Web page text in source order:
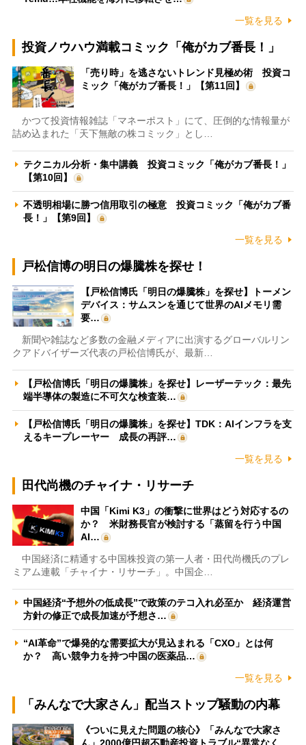
一覧を見る
投資ノウハウ満載コミック「俺がカブ番長！」
「売り時」を逃さないトレンド見極め術 投資コ
ミック「俺がカブ番長！」【第11回】
かつて投資情報雑誌「マネーポスト」にて、圧倒的な情報量が
詰め込まれた「天下無敵の株コミック」とし…
テクニカル分析・集中講義 投資コミック「俺がカブ番長！」
【第10回】
不透明相場に勝つ信用取引の極意 投資コミック「俺がカブ番
長！」【第9回】
一覧を見る
戸松信博の明日の爆騰株を探せ！
【戸松信博氏「明日の爆騰株」を探せ】トーメン
デバイス：サムスンを通じて世界のAIメモリ需
要…
新聞や雑誌など多数の金融メディアに出演するグローバルリン
クアドバイザーズ代表の戸松信博氏が、最新…
【戸松信博氏「明日の爆騰株」を探せ】レーザーテック：最先
端半導体の製造に不可欠な検査装…
【戸松信博氏「明日の爆騰株」を探せ】TDK：AIインフラを支
えるキープレーヤー 成長の再評…
一覧を見る
田代尚機のチャイナ・リサーチ
中国「Kimi K3」の衝撃に世界はどう対応するの
か？ 米財務長官が検討する「蒸留を行う中国
AI…
中国経済に精通する中国株投資の第一人者・田代尚機氏のプレ
ミアム連載「チャイナ・リサーチ」。中国企…
中国経済“予想外の低成長”で政策のテコ入れ必至か 経済運営
方針の修正で成長加速が予想さ…
“AI革命”で爆発的な需要拡大が見込まれる「CXO」とは何
か？ 高い競争力を持つ中国の医薬品…
一覧を見る
「みんなで大家さん」配当ストップ騒動の内幕
《ついに見えた問題の核心》「みんなで大家さ
ん」2000億円超不動産投資トラブル“異常なく